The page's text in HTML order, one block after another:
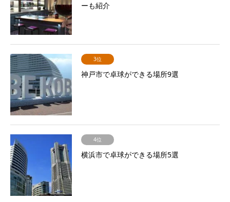
ーも紹介
3位
神戸市で卓球ができる場所9選
4位
横浜市で卓球ができる場所5選